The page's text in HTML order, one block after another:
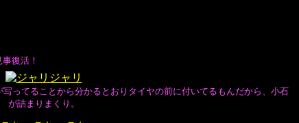
復活！
ってることから分かるとおりタイヤの前に付いてるもんだから、小石
が詰まりまくり。